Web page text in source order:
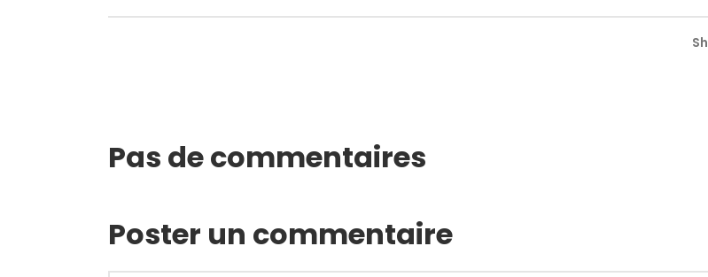
Pas de commentaires
Poster un commentaire